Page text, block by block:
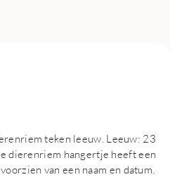
teken leeuw. Leeuw: 23
dierenriem hangertje heeft een
van een naam en datum.